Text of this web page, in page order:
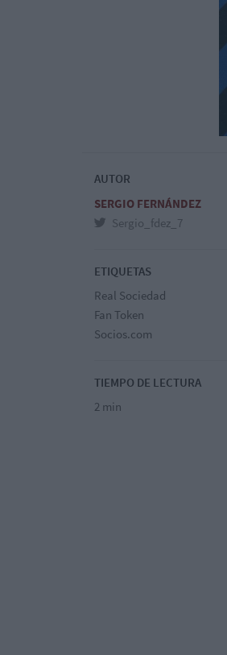
AUTOR
SERGIO FERNÁNDEZ
Sergio_fdez_7
ETIQUETAS
Real Sociedad
Fan Token
Socios.com
TIEMPO DE LECTURA
2 min